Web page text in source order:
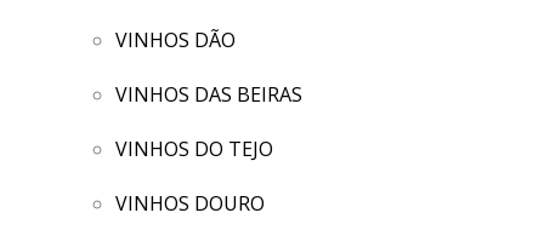
VINHOS DÃO
VINHOS DAS BEIRAS
VINHOS DO TEJO
VINHOS DOURO